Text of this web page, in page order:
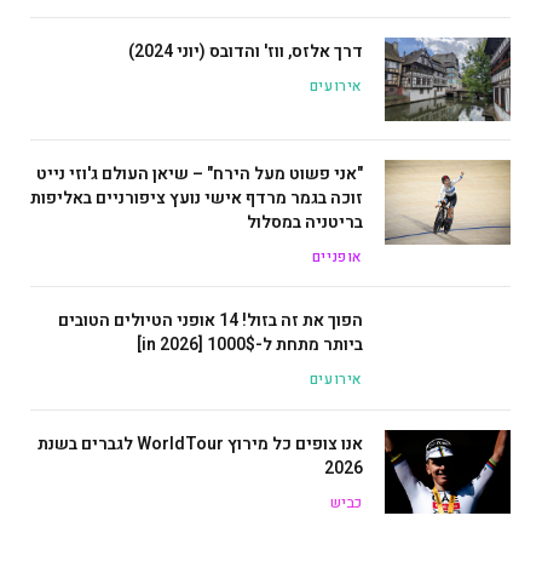
דרך אלזס, ווז' והדובס (יוני 2024)
אירועים
"אני פשוט מעל הירח" – שיאן העולם ג'וזי נייט
זוכה בגמר מרדף אישי נועץ ציפורניים באליפות
בריטניה במסלול
אופניים
הפוך את זה בזול! 14 אופני הטיולים הטובים
ביותר מתחת ל-1000$ [in 2026]
אירועים
אנו צופים כל מירוץ WorldTour לגברים בשנת
2026
כביש